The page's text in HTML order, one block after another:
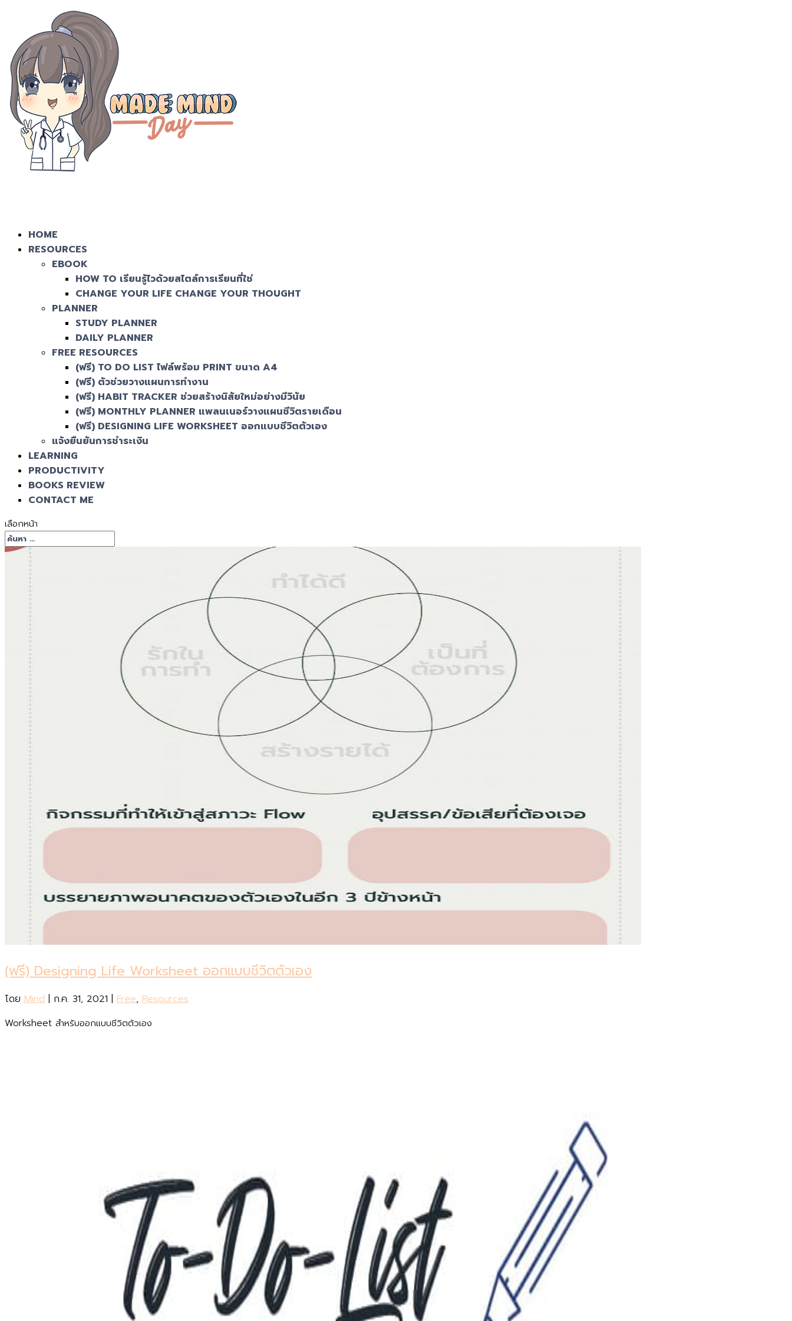
HOME
RESOURCES
EBOOK
HOW TO เรียนรู้ไวด้วยสไตล์การเรียนที่ใช่
CHANGE YOUR LIFE CHANGE YOUR THOUGHT
PLANNER
STUDY PLANNER
DAILY PLANNER
FREE RESOURCES
(ฟรี) TO DO LIST ไฟล์พร้อม PRINT ขนาด A4
(ฟรี) ตัวช่วยวางแผนการทำงาน
(ฟรี) HABIT TRACKER ช่วยสร้างนิสัยใหม่อย่างมีวินัย
(ฟรี) MONTHLY PLANNER แพลนเนอร์วางแผนชีวิตรายเดือน
(ฟรี) DESIGNING LIFE WORKSHEET ออกแบบชีวิตตัวเอง
แจ้งยืนยันการชำระเงิน
LEARNING
PRODUCTIVITY
BOOKS REVIEW
CONTACT ME
เลือกหน้า
(ฟรี) Designing Life Worksheet ออกแบบชีวิตตัวเอง
โดย Mind | ก.ค. 31, 2021 | Free, Resources
Worksheet สำหรับออกแบบชีวิตตัวเอง